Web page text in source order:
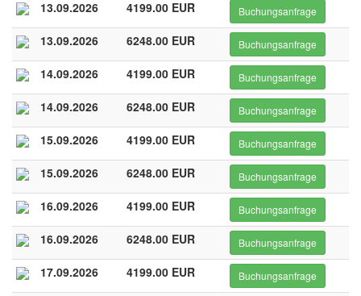
13.09.2026 4199.00 EUR Buchungsanfrage
13.09.2026 6248.00 EUR Buchungsanfrage
14.09.2026 4199.00 EUR Buchungsanfrage
14.09.2026 6248.00 EUR Buchungsanfrage
15.09.2026 4199.00 EUR Buchungsanfrage
15.09.2026 6248.00 EUR Buchungsanfrage
16.09.2026 4199.00 EUR Buchungsanfrage
16.09.2026 6248.00 EUR Buchungsanfrage
17.09.2026 4199.00 EUR Buchungsanfrage